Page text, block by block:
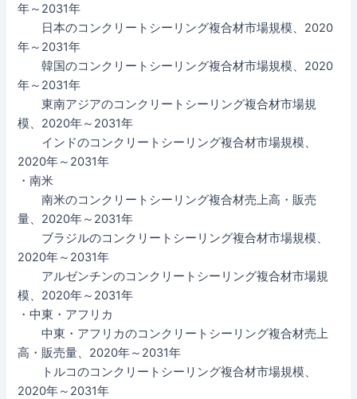
年～2031年
日本のコンクリートシーリング複合材市場規模、2020
年～2031年
韓国のコンクリートシーリング複合材市場規模、2020
年～2031年
東南アジアのコンクリートシーリング複合材市場規
模、2020年～2031年
インドのコンクリートシーリング複合材市場規模、
2020年～2031年
・南米
南米のコンクリートシーリング複合材売上高・販売
量、2020年～2031年
ブラジルのコンクリートシーリング複合材市場規模、
2020年～2031年
アルゼンチンのコンクリートシーリング複合材市場規
模、2020年～2031年
・中東・アフリカ
中東・アフリカのコンクリートシーリング複合材売上
高・販売量、2020年～2031年
トルコのコンクリートシーリング複合材市場規模、
2020年～2031年